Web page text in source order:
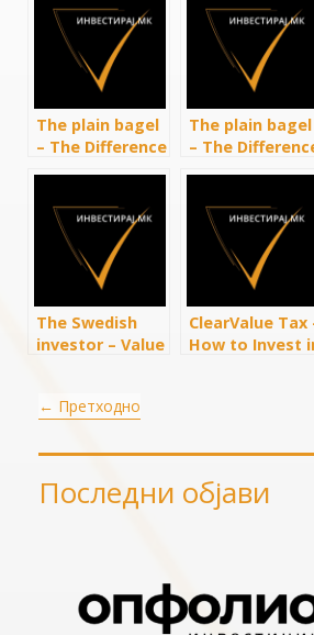
to $1,000,000
The plain bagel
– The Difference
Investing
The plain bagel
– The
Investing
The Swedish
investor – Value
Levels of
ClearValue Tax
How to Invest
← Претходно
Последни објави